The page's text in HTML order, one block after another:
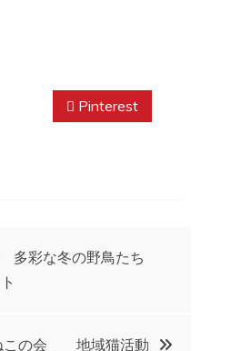
Pinterest
多彩な冬の野鳥たち
この会 地域猫活動